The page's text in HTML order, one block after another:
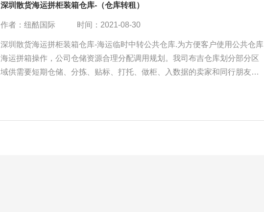
深圳散货海运拼柜装箱仓库-（仓库转租）
作者：纽酷国际 时间：2021-08-30
深圳散货海运拼柜装箱仓库-海运临时中转公共仓库.为方便客户使用公共仓库
海运拼箱操作，公司仓储资源合理分配调用规划。我司布吉仓库划分部分区
域供需要短期仓储、分拣、贴标、打托、做柜、入数据的卖家和同行朋友提